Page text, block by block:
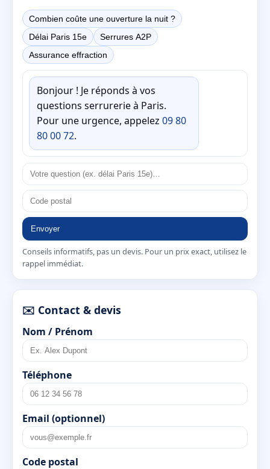
Combien coûte une ouverture la nuit ?
Délai Paris 15e
Serrures A2P
Assurance effraction
Bonjour ! Je réponds à vos
questions serrurerie à Paris.
Pour une urgence, appelez 09 80
80 00 72.
Envoyer
Conseils informatifs, pas un devis. Pour un prix exact, utilisez le
rappel immédiat.
✉️ Contact & devis
Nom / Prénom
Téléphone
Email (optionnel)
Code postal